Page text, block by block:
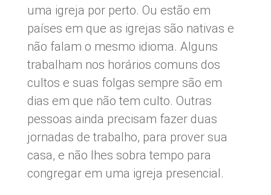
uma igreja por perto. Ou estão em
países em que as igrejas são nativas e
não falam o mesmo idioma. Alguns
trabalham nos horários comuns dos
cultos e suas folgas sempre são em
dias em que não tem culto. Outras
pessoas ainda precisam fazer duas
jornadas de trabalho, para prover sua
casa, e não lhes sobra tempo para
congregar em uma igreja presencial.